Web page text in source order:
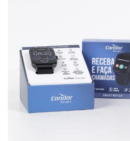
UN
Mormaii
Casio
Gang
Prata
Preto
Rose
Estilo